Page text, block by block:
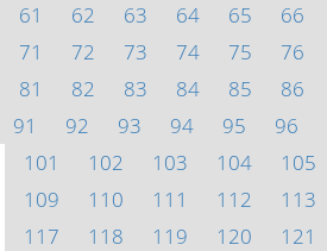
61
62 63 64 65 66
71
72 73 74 75 76
81
82 83 84 85 86
91
92 93 94 95 96
101
102 103 104 105
109
110 111 112 113
117
118 119 120 121